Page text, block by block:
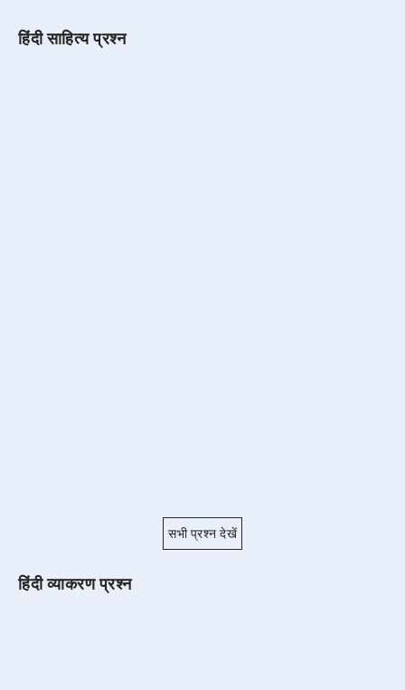
हिंदी साहित्य प्रश्न
सभी प्रश्न देखें
हिंदी व्याकरण प्रश्न